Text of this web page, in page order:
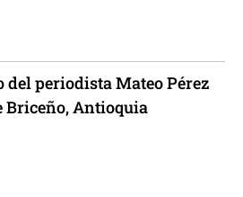
del periodista Mateo Pérez
Briceño, Antioquia